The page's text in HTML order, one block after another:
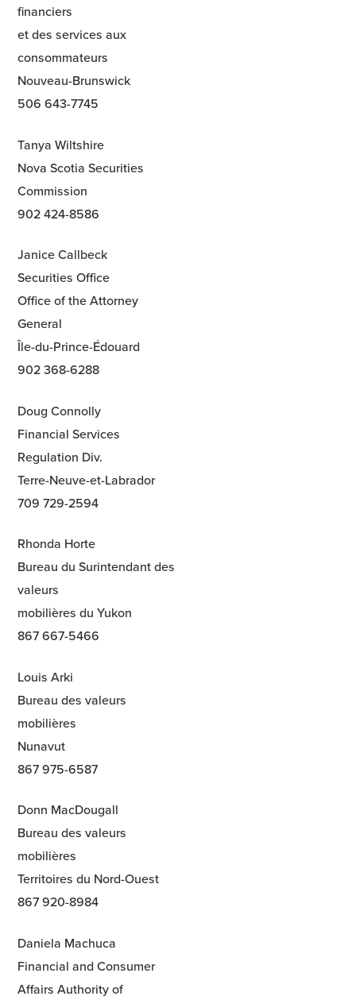
financiers
et des services aux
consommateurs
Nouveau-Brunswick
506 643-7745
Tanya Wiltshire
Nova Scotia Securities
Commission
902 424-8586
Janice Callbeck
Securities Office
Office of the Attorney
General
Île-du-Prince-Édouard
902 368-6288
Doug Connolly
Financial Services
Regulation Div.
Terre-Neuve-et-Labrador
709 729-2594
Rhonda Horte
Bureau du Surintendant des
valeurs
mobilières du Yukon
867 667-5466
Louis Arki
Bureau des valeurs
mobilières
Nunavut
867 975-6587
Donn MacDougall
Bureau des valeurs
mobilières
Territoires du Nord-Ouest
867 920-8984
Daniela Machuca
Financial and Consumer
Affairs Authority of